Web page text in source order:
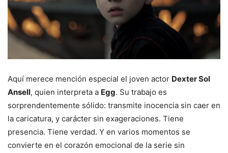
Aquí merece mención especial el joven actor Dexter Sol
Ansell, quien interpreta a Egg. Su trabajo es
sorprendentemente sólido: transmite inocencia sin caer en
la caricatura, y carácter sin exageraciones. Tiene
presencia. Tiene verdad. Y en varios momentos se
convierte en el corazón emocional de la serie sin